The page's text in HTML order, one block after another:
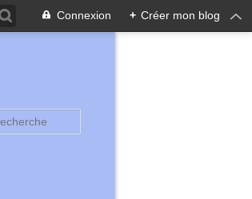
Connexion + Créer mon blog